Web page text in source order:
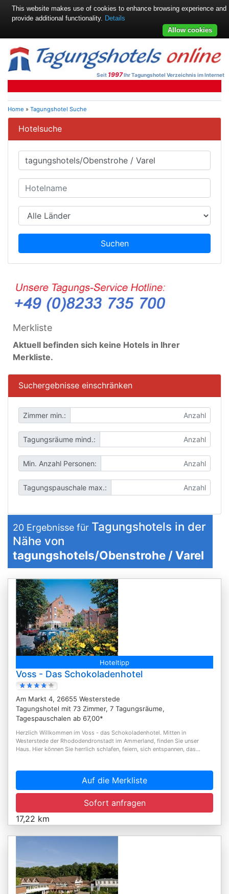
Seit 1997Ihr Tagungshotel Verzeichnis im Internet
Home » Tagungshotel Suche
Hotelsuche
Suchen
Merkliste
Aktuell befinden sich keine Hotels in Ihrer
Merkliste.
Suchergebnisse einschränken
Zimmer min.:
Tagungsräume mind.:
Min. Anzahl Personen:
Tagungspauschale max.:
20 Ergebnisse für Tagungshotels in der
Nähe von
tagungshotels/Obenstrohe / Varel
Hoteltipp
Voss - Das Schokoladenhotel
Am Markt 4, 26655 Westerstede
Tagungshotel mit 73 Zimmer, 7 Tagungsräume,
Tagespauschalen ab 67,00*
Herzlich Willkommen im Voss - das Schokoladenhotel. Mitten in
Westerstede der Rhododendronstadt im Ammerland, finden Sie unser
Haus. Hier können Sie herrlich schlafen, feiern, sich entspannen, das...
Auf die Merkliste
Sofort anfragen
17,22 km
This website makes use of cookies to enhance browsing experience and
provide additional functionality. Details
Allow cookies